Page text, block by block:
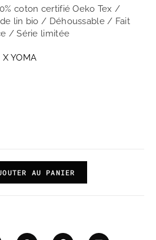
coton certifié Oeko Tex /
lin bio / Déhoussable / Fait
/ Série limitée
YOMA
AU PANIER